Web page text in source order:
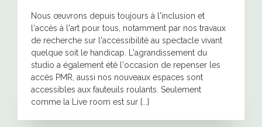
Nous œuvrons depuis toujours à l'inclusion et
l'accès à l'art pour tous, notamment par nos travaux
de recherche sur l'accessibilité au spectacle vivant
quelque soit le handicap. L'agrandissement du
studio a également été l'occasion de repenser les
accès PMR, aussi nos nouveaux espaces sont
accessibles aux fauteuils roulants. Seulement
comme la Live room est sur [...]